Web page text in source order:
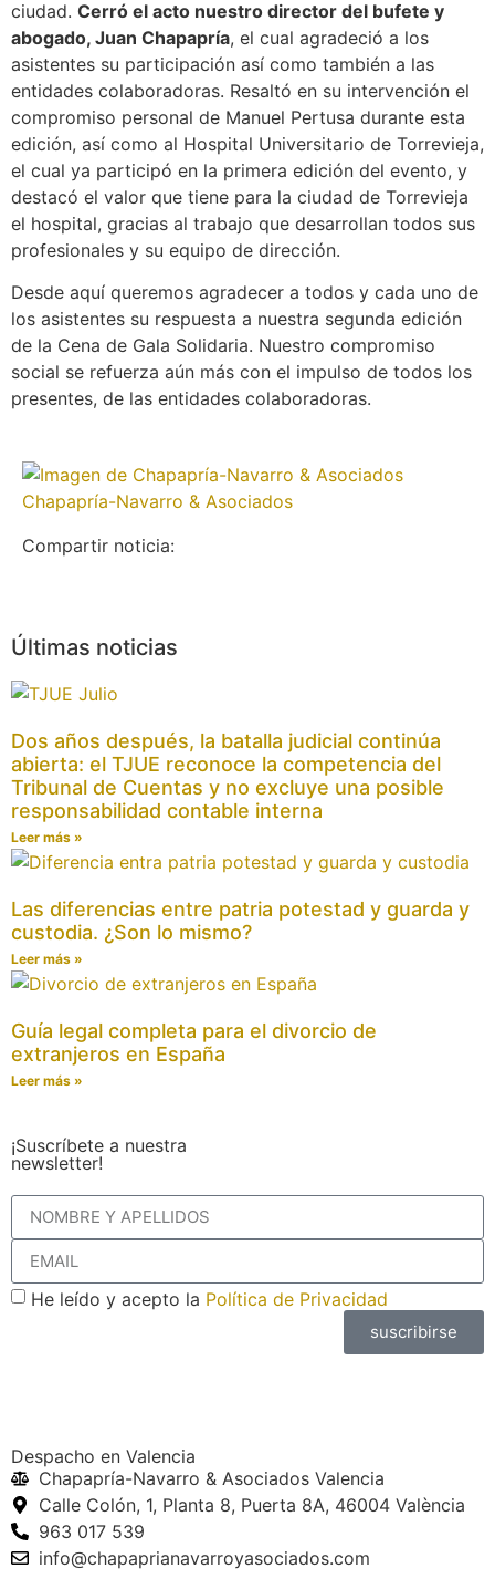
ciudad. Cerró el acto nuestro director del bufete y
abogado, Juan Chapapría, el cual agradeció a los
asistentes su participación así como también a las
entidades colaboradoras. Resaltó en su intervención el
compromiso personal de Manuel Pertusa durante esta
edición, así como al Hospital Universitario de Torrevieja,
el cual ya participó en la primera edición del evento, y
destacó el valor que tiene para la ciudad de Torrevieja
el hospital, gracias al trabajo que desarrollan todos sus
profesionales y su equipo de dirección.
Desde aquí queremos agradecer a todos y cada uno de
los asistentes su respuesta a nuestra segunda edición
de la Cena de Gala Solidaria. Nuestro compromiso
social se refuerza aún más con el impulso de todos los
presentes, de las entidades colaboradoras.
Chapapría-Navarro & Asociados
Compartir noticia:
Últimas noticias
Dos años después, la batalla judicial continúa
abierta: el TJUE reconoce la competencia del
Tribunal de Cuentas y no excluye una posible
responsabilidad contable interna
Leer más »
Las diferencias entre patria potestad y guarda y
custodia. ¿Son lo mismo?
Leer más »
Guía legal completa para el divorcio de
extranjeros en España
Leer más »
¡Suscríbete a nuestra
newsletter!
He leído y acepto la Política de Privacidad
suscribirse
Despacho en Valencia
Chapapría-Navarro & Asociados Valencia
Calle Colón, 1, Planta 8, Puerta 8A, 46004 València
963 017 539
info@chapaprianavarroyasociados.com